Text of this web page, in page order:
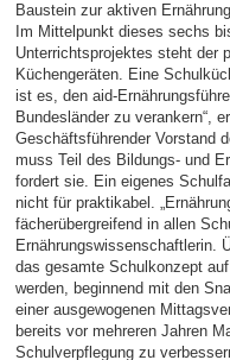
Baustein zur aktiven
Im Mittelpunkt dieses sechs
Unterrichtsprojektes steht der
Küchengeräten. Eine
ist es, den aid-
Bundesländer zu verankern“,
Geschäftsführender Vorstand
muss Teil des Bildungs- und
fordert sie. Ein eigenes
nicht für praktikabel.
fächerübergreifend in allen
Ernährungswissenschaftlerin.
das gesamte Schulkonzept
werden, beginnend mit den
einer ausgewogenen
bereits vor mehreren Jahren
Schulverpflegung zu